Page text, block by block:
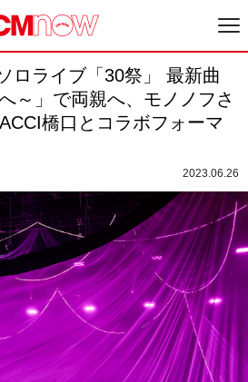
ロライブ「30祭」 最新曲
～」で両親へ、モノノフさ
橋口とコラボフォーマ
2023.06.26